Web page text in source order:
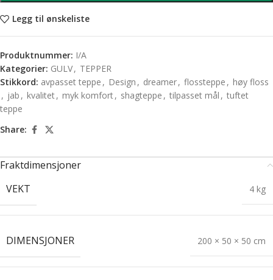
Legg til ønskeliste
Produktnummer: I/A
Kategorier: GULV, TEPPER
Stikkord: avpasset teppe , Design , dreamer, flossteppe , høy floss
, jab , kvalitet, myk komfort, shagteppe , tilpasset mål , tuftet
teppe
Share:
Fraktdimensjoner
VEKT
4 kg
DIMENSJONER 200 × 50 × 50 cm